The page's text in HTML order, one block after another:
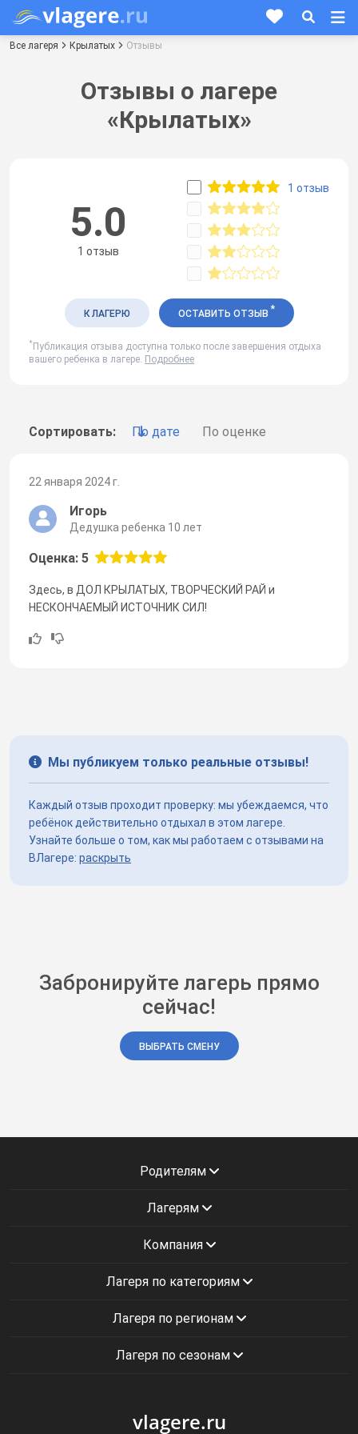
Все лагеря Крылатых Отзывы
Отзывы о лагере
«Крылатых»
Сортировать: По дате По оценке
22 января 2024 г.
Игорь
Дедушка ребенка 10 лет
Оценка: 5
Здесь, в ДОЛ КРЫЛАТЫХ, ТВОРЧЕСКИЙ РАЙ и
НЕСКОНЧАЕМЫЙ ИСТОЧНИК СИЛ!
5.0
1 отзыв
1 отзыв
К ЛАГЕРЮ ОСТАВИТЬ ОТЗЫВ *
* Публикация отзыва доступна только после завершения отдыха
вашего ребенка в лагере. Подробнее
Мы публикуем только реальные отзывы!
Каждый отзыв проходит проверку: мы убеждаемся, что
ребёнок действительно отдыхал в этом лагере.
Узнайте больше о том, как мы работаем с отзывами на
ВЛагере: раскрыть
Забронируйте лагерь прямо
сейчас!
ВЫБРАТЬ СМЕНУ
Родителям
Лагерям
Компания
Лагеря по категориям
Лагеря по регионам
Лагеря по сезонам
vlagere.ru